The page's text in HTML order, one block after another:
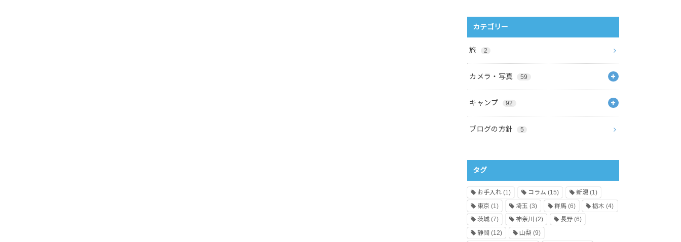
カテゴリー
旅 2
カメラ・写真 59
キャンプ 92
ブログの方針 5
タグ
お手入れ (1) コラム (15) 新潟(1)
東京 (1) 埼玉 (3) 群馬(6) 栃木 (4)
茨城 (7) 神奈川 (2) 長野(6)
静岡 (12) 山梨 (9)